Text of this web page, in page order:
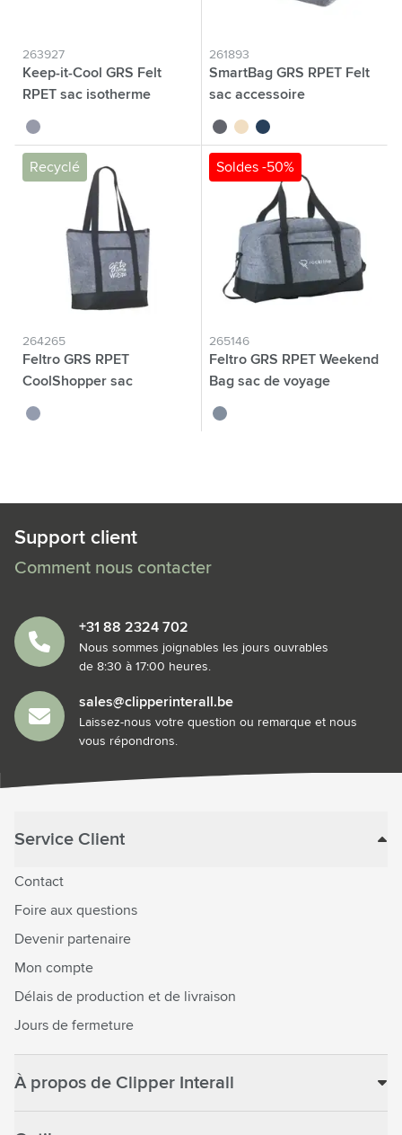
263927
Keep-it-Cool GRS Felt
RPET sac isotherme
gris
261893
SmartBag GRS RPET Felt
sac accessoire
gris beigebleu foncé
Recyclé
264265
Feltro GRS RPET
CoolShopper sac
gris
Soldes -50%
265146
Feltro GRS RPET Weekend
Bag sac de voyage
gris
Support client
Comment nous contacter
+31 88 2324 702
Nous sommes joignables les jours ouvrables
de 8:30 à 17:00 heures.
sales@clipperinterall.be
Laissez-nous votre question ou remarque et nous
vous répondrons.
Service Client
Contact
Foire aux questions
Devenir partenaire
Mon compte
Délais de production et de livraison
Jours de fermeture
À propos de Clipper Interall